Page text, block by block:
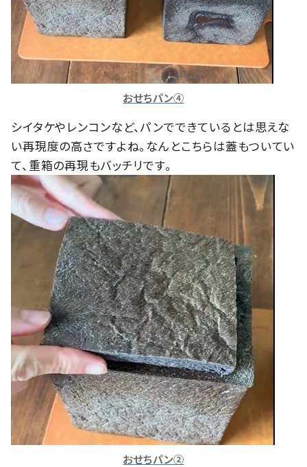
おせちパン④
シイタケやレンコンなど、パンでできているとは思えな
い再現度の高さですよね。なんとこちらは蓋もついてい
て、重箱の再現もバッチリです。
おせちパン②